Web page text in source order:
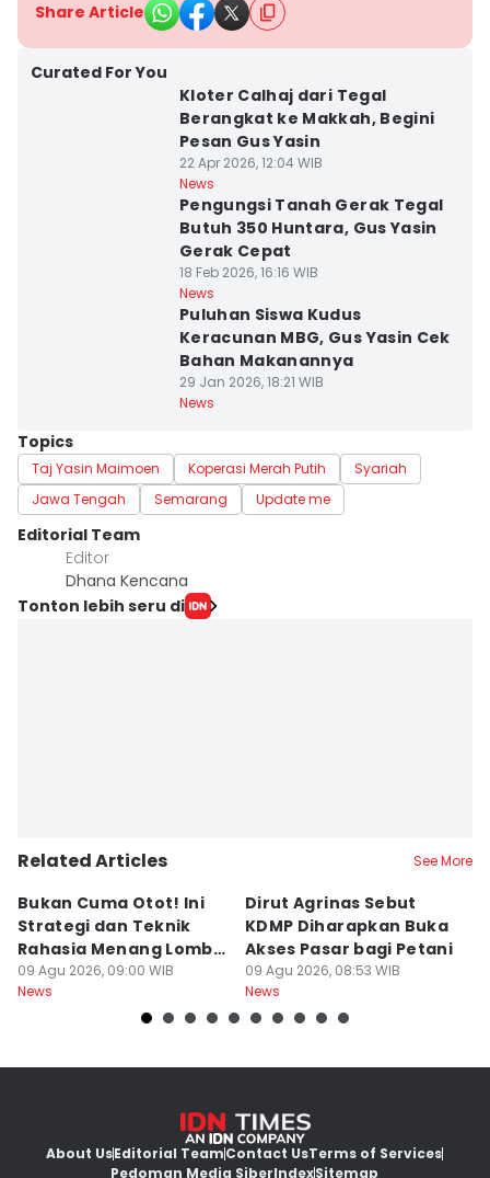
Share Article
Curated For You
Kloter Calhaj dari Tegal
Berangkat ke Makkah, Begini
Pesan Gus Yasin
22 Apr 2026, 12:04 WIB
News
Pengungsi Tanah Gerak Tegal
Butuh 350 Huntara, Gus Yasin
Gerak Cepat
18 Feb 2026, 16:16 WIB
News
Puluhan Siswa Kudus
Keracunan MBG, Gus Yasin Cek
Bahan Makanannya
29 Jan 2026, 18:21 WIB
News
Topics
Taj Yasin Maimoen Koperasi Merah Putih
Syariah
Jawa Tengah
Semarang Update me
Editorial Team
Editor
Dhana Kencana
Tonton lebih seru di
Related Articles See More
Bukan Cuma Otot! Ini
Strategi dan Teknik
Rahasia Menang Lomba
Panjat Pinang
09 Agu 2026, 09:00 WIB
News
Dirut Agrinas Sebut
KDMP Diharapkan Buka
Akses Pasar bagi Petani
09 Agu 2026, 08:53 WIB
News
About UsEditorial TeamContact UsTerms of Services
Pedoman Media SiberIndexSitemap